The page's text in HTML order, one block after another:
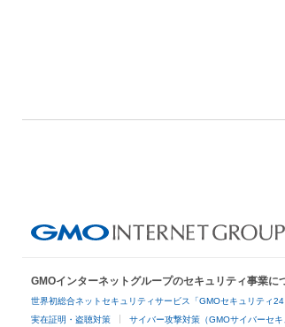
GMOインターネットグループのセキュリティ事業に
世界初総合ネットセキュリティサービス「GMOセキュリティ24
実在証明・盗聴対策 サイバー攻撃対策（GMOサイバーセキ